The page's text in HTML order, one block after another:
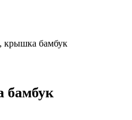
крышка бамбук
бамбук